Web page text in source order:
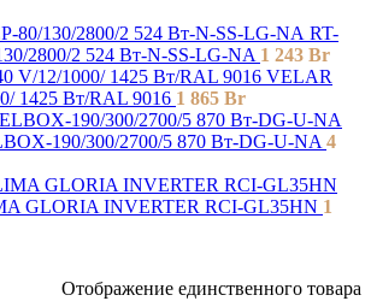
RT-
2800/2 524 Вт-N-SS-LG-NA 1 243 Br
VELAR
1425 Bт/RAL 9016 1 865 Br
190/300/2700/5 870 Вт-DG-U-NA 4
GLORIA INVERTER RCI-GL35HN 1
Отображение единственного товара